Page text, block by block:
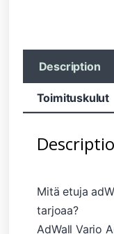
Description
Toimituskulut
Mitä etuja
tarjoaa?
AdWall Vario